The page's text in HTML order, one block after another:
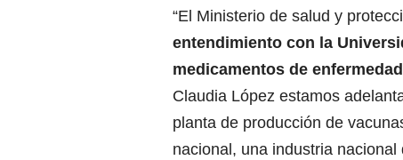
“El Ministerio de salud y
entendimiento con la
medicamentos de
Claudia López estamos
planta de producción de
nacional, una industria nacional